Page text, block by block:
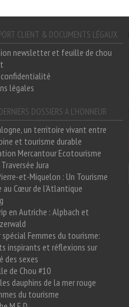
CLIENT & DOCUMENTS LÉGAUX
newsletter et feuille de chou
confidentialité
légales
DOSSIERS A L'HONNEUR
un territoire vivant entre
et tourisme durable
Mercantour Ecotourisme
Jura
et-Miquelon : Un Tourisme
au Cœur de l'Atlantique
en Autriche : Alpbach et
spécial Femmes du tourisme:
inspirants et réflexions sur
des sexes
de Chou #10
dauphins de la mer rouge
du tourisme